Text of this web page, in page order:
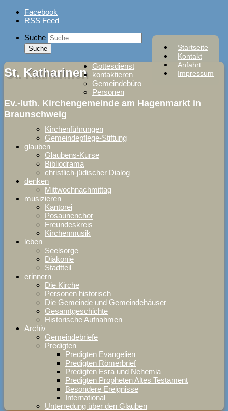
Skip
Facebook
RSS Feed
Startseite
Kontakt
Anfahrt
Impressum
Suche
St. Katharinen
Ev.-luth. Kirchengemeinde am Hagenmarkt in
Braunschweig
Gottesdienst
kontaktieren
Gemeindebüro
Personen
Kirchenführungen
Gemeindepflege-Stiftung
glauben
Glaubens-Kurse
Bibliodrama
christlich-jüdischer Dialog
denken
Mittwochnachmittag
musizieren
Kantorei
Posaunenchor
Freundeskreis
Kirchenmusik
leben
Seelsorge
Diakonie
Stadtteil
erinnern
Die Kirche
Personen historisch
Die Gemeinde und Gemeindehäuser
Gesamtgeschichte
Historische Aufnahmen
Archiv
Gemeindebriefe
Predigten
Predigten Evangelien
Predigten Römerbrief
Predigten Esra und Nehemia
Predigten Propheten Altes Testament
Besondere Ereignisse
International
Unterredung über den Glauben